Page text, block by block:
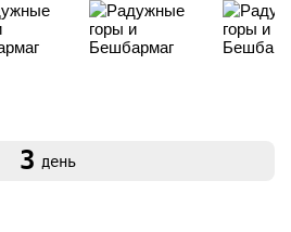
3 день